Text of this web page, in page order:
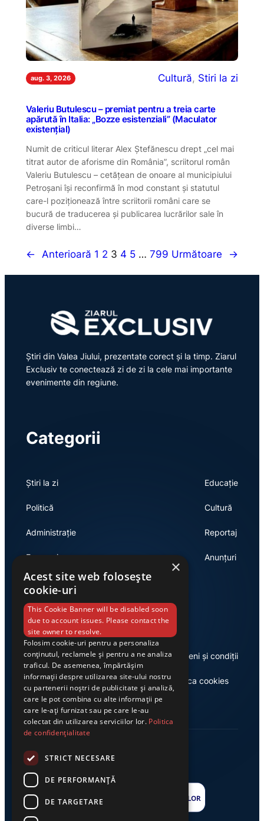
aug. 3, 2026 Cultură, Stiri la zi
Valeriu Butulescu – premiat pentru a treia carte
apărută în Italia: „Bozze esistenziali” (Maculator
existenţial)
Numit de criticul literar Alex Ștefănescu drept „cel mai
titrat autor de aforisme din România”, scriitorul român
Valeriu Butulescu – cetățean de onoare al municipiului
Petroșani își reconfirmă în mod constant și statutul
care-l poziționează între scriitorii români care se
bucură de traducerea și publicarea lucrărilor sale în
diverse limbi…
← Anterioară 1 2 3 4 5 … 799 Următoare →
Știri din Valea Jiului, prezentate corect și la timp. Ziarul
Exclusiv te conectează zi de zi la cele mai importante
evenimente din regiune.
Categorii
Știri la zi
Politică
Administrație
Economie
Educație
Cultură
Reportaj
Anunțuri
Link-uri utile
Despre noi
Casa de editură Exclusiv
Termeni și condiții
Politica cookies
×
Acest site web folosește
cookie-uri
This Cookie Banner will be disabled soon
due to account issues. Please contact the
site owner to resolve.
Folosim cookie-uri pentru a personaliza
conținutul, reclamele și pentru a ne analiza
traficul. De asemenea, împărtășim
informații despre utilizarea site-ului nostru
cu partenerii noștri de publicitate și analiză,
care le pot combina cu alte informații pe
care le-ați furnizat sau pe care le-au
colectat din utilizarea serviciilor lor. Politica
de confidențialitate
STRICT NECESARE
DE PERFORMANȚĂ
DE TARGETARE